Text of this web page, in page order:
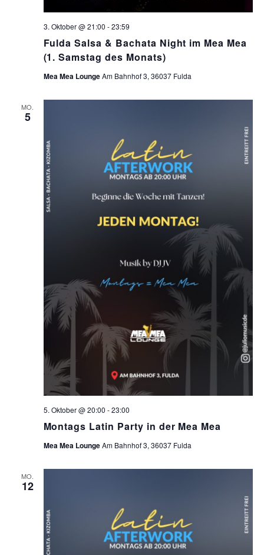
Fulda Salsa & Bachata Night im Mea Mea
(1. Samstag des Monats)
3. Oktober @ 21:00 -23:59
Mea Mea LoungeAm Bahnhof 3, 36037 Fulda
MO.
5
Montags Latin Party in der Mea Mea
5. Oktober @ 20:00 -23:00
Mea Mea LoungeAm Bahnhof 3, 36037 Fulda
MO.
12